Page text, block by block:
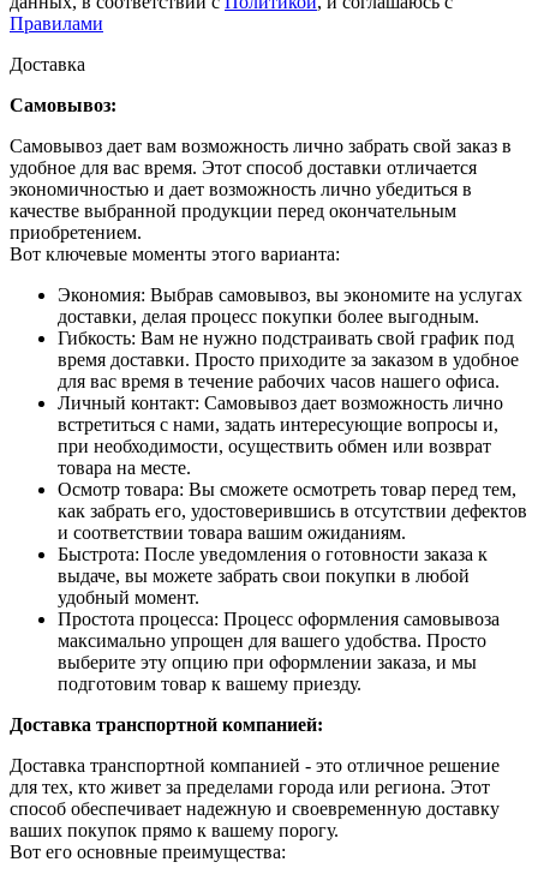
Правилами
Доставка
Самовывоз:
Самовывоз дает вам возможность лично забрать свой заказ в
удобное для вас время. Этот способ доставки отличается
экономичностью и дает возможность лично убедиться в
качестве выбранной продукции перед окончательным
приобретением.
Вот ключевые моменты этого варианта:
Экономия: Выбрав самовывоз, вы экономите на услугах
доставки, делая процесс покупки более выгодным.
Гибкость: Вам не нужно подстраивать свой график под
время доставки. Просто приходите за заказом в удобное
для вас время в течение рабочих часов нашего офиса.
Личный контакт: Самовывоз дает возможность лично
встретиться с нами, задать интересующие вопросы и,
при необходимости, осуществить обмен или возврат
товара на месте.
Осмотр товара: Вы сможете осмотреть товар перед тем,
как забрать его, удостоверившись в отсутствии дефектов
и соответствии товара вашим ожиданиям.
Быстрота: После уведомления о готовности заказа к
выдаче, вы можете забрать свои покупки в любой
удобный момент.
Простота процесса: Процесс оформления самовывоза
максимально упрощен для вашего удобства. Просто
выберите эту опцию при оформлении заказа, и мы
подготовим товар к вашему приезду.
Доставка транспортной компанией:
Доставка транспортной компанией - это отличное решение
для тех, кто живет за пределами города или региона. Этот
способ обеспечивает надежную и своевременную доставку
ваших покупок прямо к вашему порогу.
Вот его основные преимущества: